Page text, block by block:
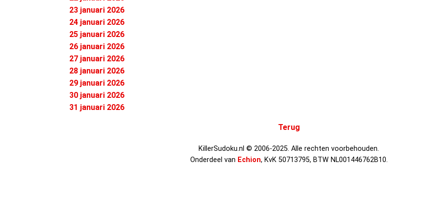
23 januari 2026
24 januari 2026
25 januari 2026
26 januari 2026
27 januari 2026
28 januari 2026
29 januari 2026
30 januari 2026
31 januari 2026
Terug
KillerSudoku.nl © 2006-2025. Alle rechten voorbehouden.
Onderdeel van Echion, KvK 50713795, BTW NL001446762B10.